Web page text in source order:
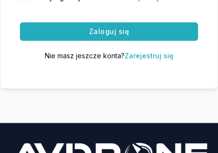
Zaloguj się
Nie masz jeszcze konta?Zarejestruj się